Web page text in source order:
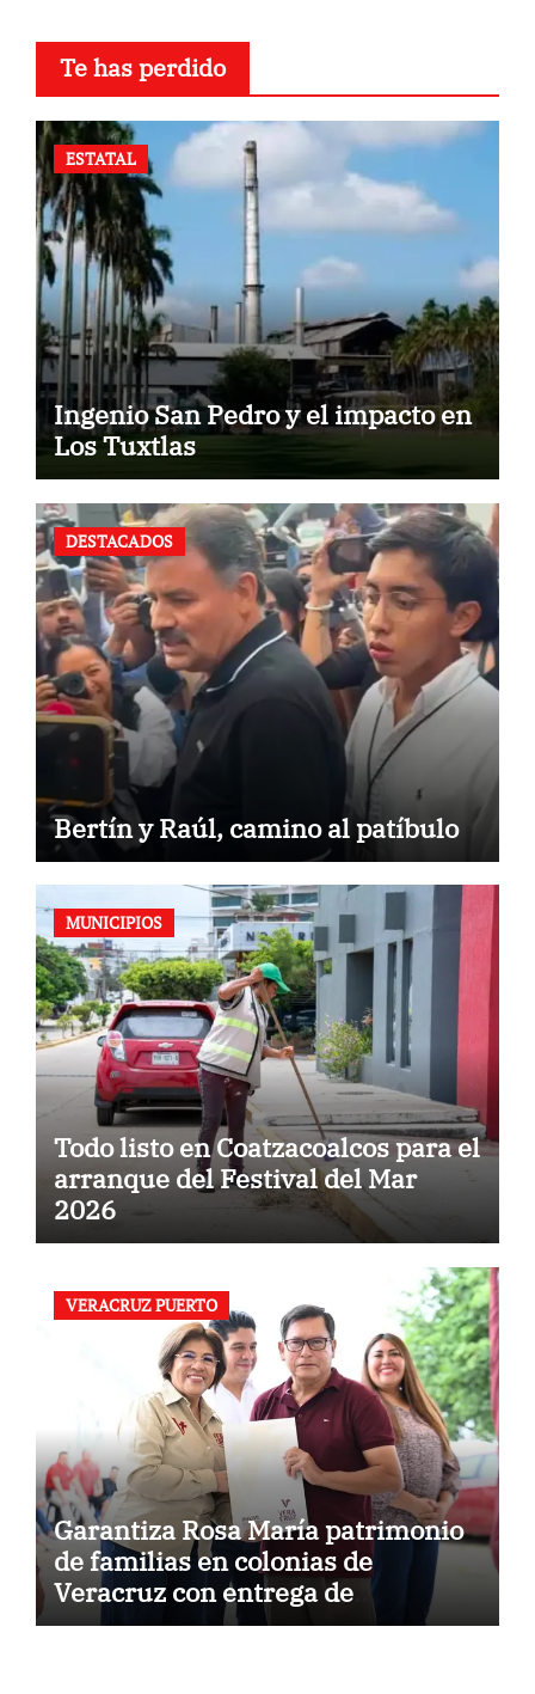
Te has perdido
ESTATAL
Ingenio San Pedro y el impacto en
Los Tuxtlas
DESTACADOS
Bertín y Raúl, camino al patíbulo
MUNICIPIOS
Todo listo en Coatzacoalcos para el
arranque del Festival del Mar
2026
VERACRUZ PUERTO
Garantiza Rosa María patrimonio
de familias en colonias de
Veracruz con entrega de
escrituras